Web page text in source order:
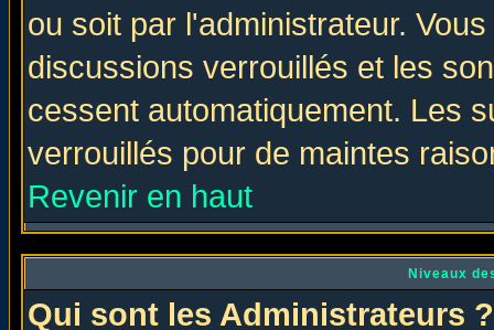
ou soit par l'administrateur.
discussions verrouillés et les
cessent automatiquement. Les
verrouillés pour de maintes
Revenir en haut
Niveaux
Qui sont les Administrateurs ?